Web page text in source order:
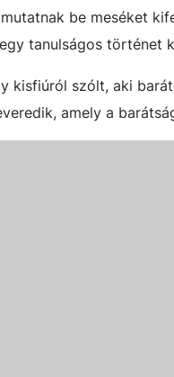
be meséket
tanulságos történet
kisfiúról szólt, aki
amely a